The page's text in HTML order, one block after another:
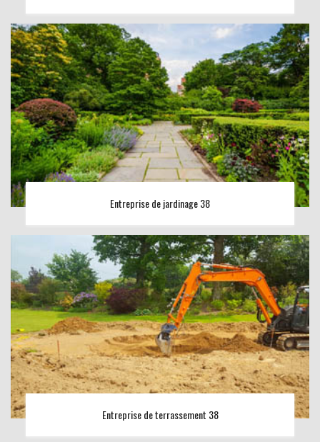
Entreprise de jardinage 38
Entreprise de terrassement 38